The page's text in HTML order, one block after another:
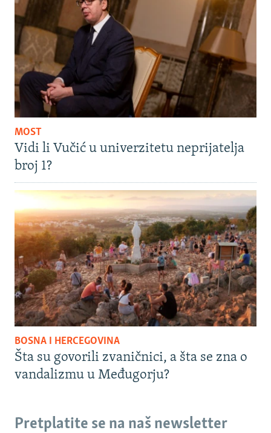
MOST
Vidi li Vučić u univerzitetu neprijatelja
broj 1?
BOSNA I HERCEGOVINA
Šta su govorili zvaničnici, a šta se zna o
vandalizmu u Međugorju?
Pretplatite se na naš newsletter